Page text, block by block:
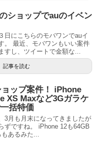
ショップでauのイベン
日にこちらのモバワンでauイ
。 最近、モバワンもいい案件
すし、ツイートで金額な...
記事を読む
ョップ案件！ iPhone
XS Maxなど3Gガラケ
括特価
3月も月末になってきましたが
ずですね。 iPhone 12も64GB
あるみた...